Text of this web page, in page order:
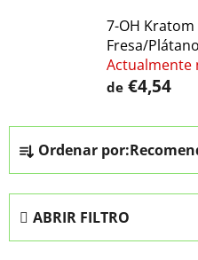
7-OH
Fresa/
Actualmente
de €4,54
C
a
Ordenar por:
ABRIR FILTRO